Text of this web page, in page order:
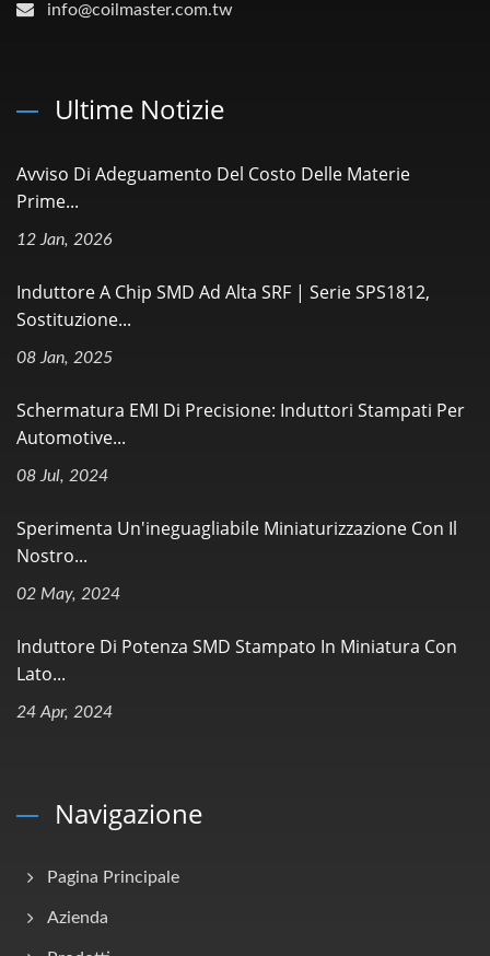
info@coilmaster.com.tw
Ultime Notizie
Avviso Di Adeguamento Del Costo Delle Materie
Prime...
12 Jan, 2026
Induttore A Chip SMD Ad Alta SRF | Serie SPS1812,
Sostituzione...
08 Jan, 2025
Schermatura EMI Di Precisione: Induttori Stampati Per
Automotive...
08 Jul, 2024
Sperimenta Un'ineguagliabile Miniaturizzazione Con Il
Nostro...
02 May, 2024
Induttore Di Potenza SMD Stampato In Miniatura Con
Lato...
24 Apr, 2024
Navigazione
Pagina Principale
Azienda